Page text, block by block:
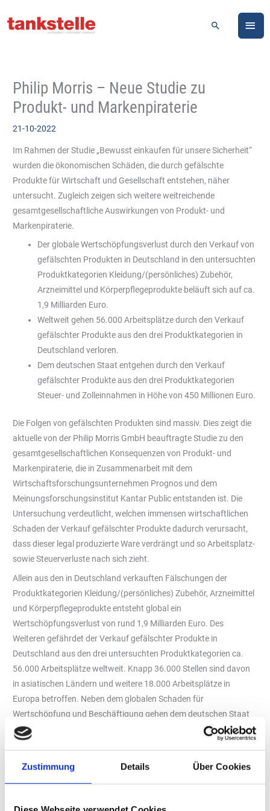
Zustimmung Details Über Cookies
Inhalt
Suchen
Philip Morris – Neue Studie zu
Produkt- und Markenpiraterie
21-10-2022
Im Rahmen der Studie „Bewusst einkaufen für unsere Sicherheit“
wurden die ökonomischen Schäden, die durch gefälschte
Produkte für Wirtschaft und Gesellschaft entstehen, näher
untersucht. Zugleich zeigen sich weitere weitreichende
gesamtgesellschaftliche Auswirkungen von Produkt- und
Markenpiraterie.
Der globale Wertschöpfungsverlust durch den Verkauf von
gefälschten Produkten in Deutschland in den untersuchten
Produktkategorien Kleidung/(persönliches) Zubehör,
Arzneimittel und Körperpflegeprodukte beläuft sich auf ca.
1,9 Milliarden Euro.
Weltweit gehen 56.000 Arbeitsplätze durch den Verkauf
gefälschter Produkte aus den drei Produktkategorien in
Deutschland verloren.
Dem deutschen Staat entgehen durch den Verkauf
gefälschter Produkte aus den drei Produktkategorien
Steuer- und Zolleinnahmen in Höhe von 450 Millionen Euro.
Die Folgen von gefälschten Produkten sind massiv. Dies zeigt die
aktuelle von der Philip Morris GmbH beauftragte Studie zu den
gesamtgesellschaftlichen Konsequenzen von Produkt- und
Markenpiraterie, die in Zusammenarbeit mit dem
Wirtschaftsforschungsunternehmen Prognos und dem
Meinungsforschungsinstitut Kantar Public entstanden ist. Die
Untersuchung verdeutlicht, welchen immensen wirtschaftlichen
Schaden der Verkauf gefälschter Produkte dadurch verursacht,
dass dieser legal produzierte Ware verdrängt und so Arbeitsplatz-
sowie Steuerverluste nach sich zieht.
Allein aus den in Deutschland verkauften Fälschungen der
Produktkategorien Kleidung/(persönliches) Zubehör, Arzneimittel
und Körperpflegeprodukte entsteht global ein
Wertschöpfungsverlust von rund 1,9 Milliarden Euro. Des
Weiteren gefährdet der Verkauf gefälschter Produkte in
Deutschland aus den drei untersuchten Produktkategorien ca.
56.000 Arbeitsplätze weltweit. Knapp 36.000 Stellen sind davon
in asiatischen Ländern und weitere 18.000 Arbeitsplätze in
Europa betroffen. Neben dem globalen Schaden für
Wertschöpfung und Beschäftigung gehen dem deutschen Staat
auch Steuereinnahmen in Höhe von knapp 450 Millionen Euro
Umsatzsteuereinnahmen und weitere 83 Millionen Euro durch
fehlende Einkommensteuereinnahmen.
Markenpiraterie gravierend. Verbraucherinnen und Verbraucher